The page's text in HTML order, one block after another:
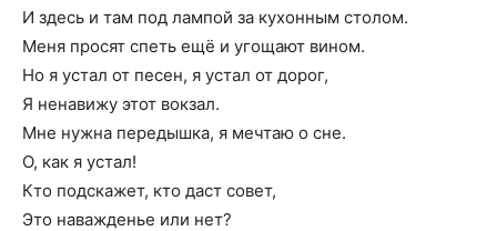
И здесь и там под лампой за кухонным столом.
Меня просят спеть ещё и угощают вином.
Но я устал от песен, я устал от дорог,
Я ненавижу этот вокзал.
Мне нужна передышка, я мечтаю о сне.
О, как я устал!
Кто подскажет, кто даст совет,
Это наважденье или нет?